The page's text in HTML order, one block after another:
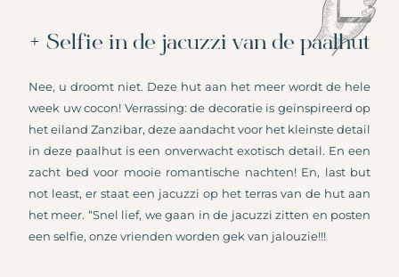
+ Selfie in de jacuzzi van de paalhut
Nee, u droomt niet. Deze hut aan het meer wordt de hele
week uw cocon! Verrassing: de decoratie is geïnspireerd op
het eiland Zanzibar, deze aandacht voor het kleinste detail
in deze paalhut is een onverwacht exotisch detail. En een
zacht bed voor mooie romantische nachten! En, last but
not least, er staat een jacuzzi op het terras van de hut aan
het meer. “Snel lief, we gaan in de jacuzzi zitten en posten
een selfie, onze vrienden worden gek van jalouzie!!!​